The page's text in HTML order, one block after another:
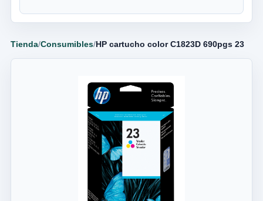
Tienda/Consumibles/HP cartucho color C1823D 690pgs 23